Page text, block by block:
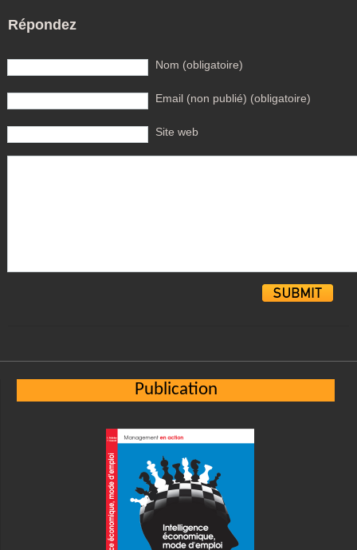
Répondez
Nom (obligatoire)
Email (non publié) (obligatoire)
Site web
Publication